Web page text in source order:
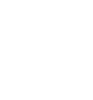
và Du lịch Lâm Đồng.
Lâm Đồng
Hành chính tỉnh Lâm
- Đà Lạt, tỉnh